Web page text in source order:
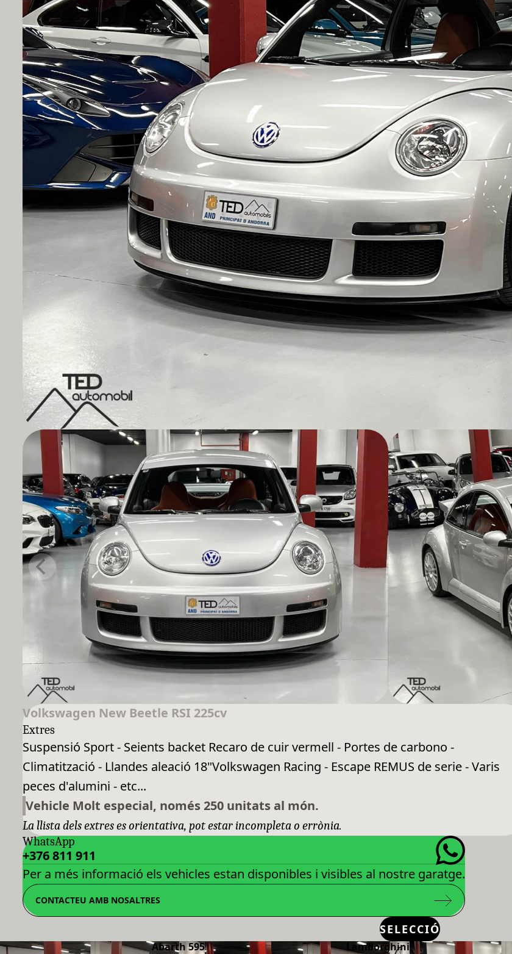
Volkswagen New Beetle RSI 225cv
Extres
Suspensió Sport - Seients backet Recaro de cuir vermell - Portes de carbono -
Climatització - Llandes aleació 18"Volkswagen Racing - Escape REMUS de serie - Varis
peces d'alumini - etc...
Vehicle Molt especial, només 250 unitats al món.
La llista dels extres es orientativa, pot estar incompleta o errònia.
WhatsApp
+376 811 911
Per a més informació els vehicles estan disponibles i visibles al nostre garatge.
CONTACTEU AMB NOSALTRES
SELECCIÓ
Abarth 595
Lamborghini